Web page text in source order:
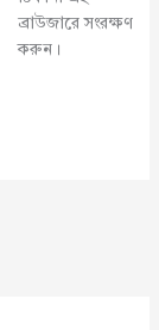
ব্রাউজারে সংরক্ষণ
করুন।